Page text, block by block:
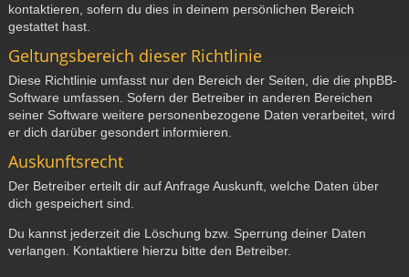
kontaktieren, sofern du dies in deinem persönlichen Bereich
gestattet hast.
Geltungsbereich dieser Richtlinie
Diese Richtlinie umfasst nur den Bereich der Seiten, die die phpBB-
Software umfassen. Sofern der Betreiber in anderen Bereichen
seiner Software weitere personenbezogene Daten verarbeitet, wird
er dich darüber gesondert informieren.
Auskunftsrecht
Der Betreiber erteilt dir auf Anfrage Auskunft, welche Daten über
dich gespeichert sind.
Du kannst jederzeit die Löschung bzw. Sperrung deiner Daten
verlangen. Kontaktiere hierzu bitte den Betreiber.